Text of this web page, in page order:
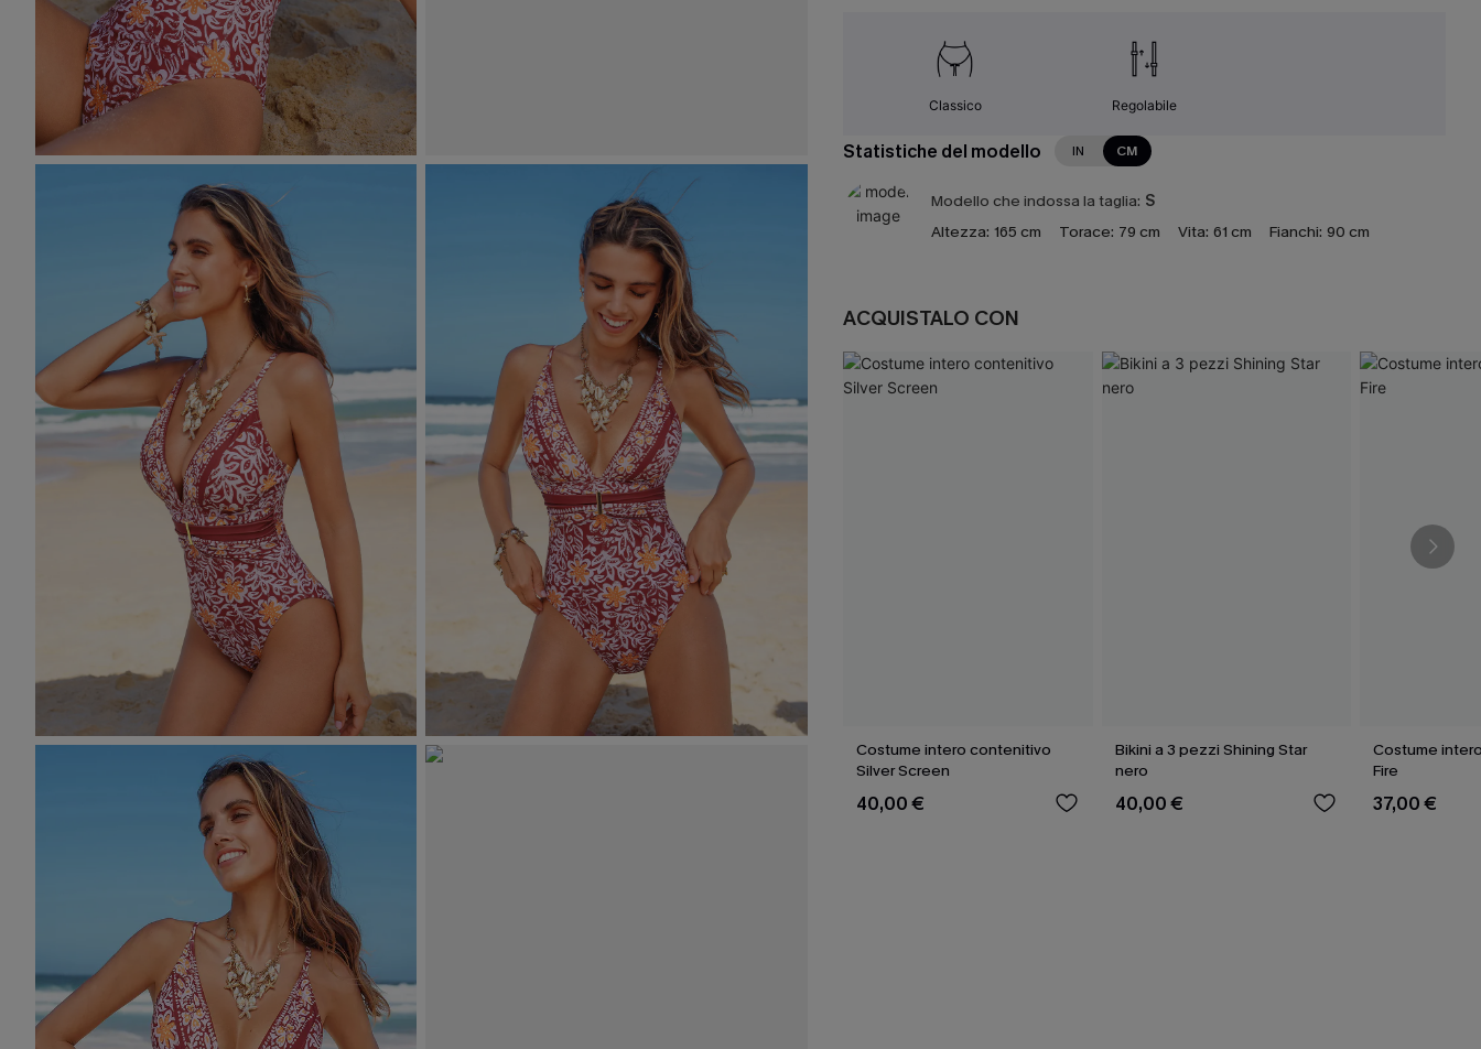
Classico Regolabile
Statistiche del modello IN CM
Modello che indossa la taglia: S
Altezza: 165 cm Torace: 79 cm Vita: 61 cm Fianchi: 90 cm
ACQUISTALO CON
Costume intero contenitivo
Silver Screen
40,00 €
Bikini a 3 pezzi Shining Star
nero
40,00 €
Costume
Fire
37,00 €